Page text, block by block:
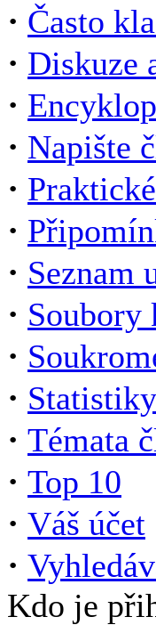
· Často
· Diskuze
·
· Napište
·
·
· Seznam
· Soubory
·
·
· Témata
· Top 10
· Váš účet
·
Kdo je